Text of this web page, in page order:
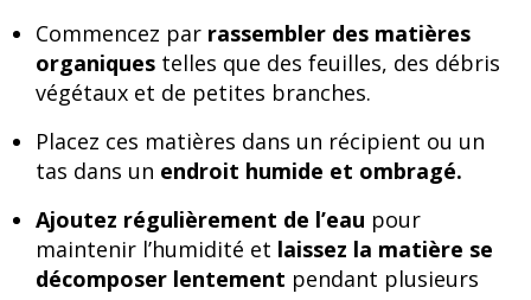
Commencez par rassembler des matières
organiques telles que des feuilles, des débris
végétaux et de petites branches.
Placez ces matières dans un récipient ou un
tas dans un endroit humide et ombragé.
Ajoutez régulièrement de l’eau pour
maintenir l’humidité et laissez la matière se
décomposer lentement pendant plusieurs